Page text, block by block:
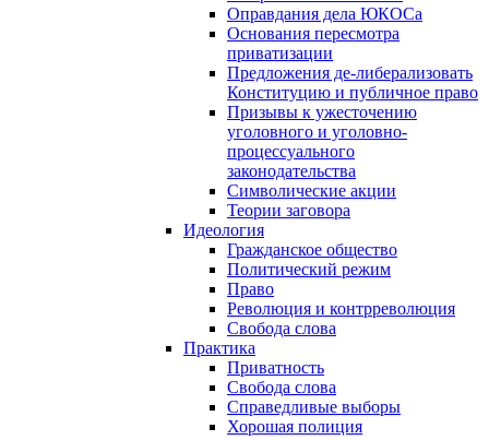
Оправдания дела ЮКОСа
Основания пересмотра
приватизации
Предложения де-либерализовать
Конституцию и публичное право
Призывы к ужесточению
уголовного и уголовно-
процессуального
законодательства
Символические акции
Теории заговора
Идеология
Гражданское общество
Политический режим
Право
Революция и контрреволюция
Свобода слова
Практика
Приватность
Свобода слова
Справедливые выборы
Хорошая полиция